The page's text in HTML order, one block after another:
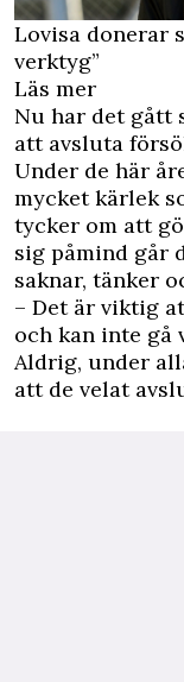
Lovisa donerar
verktyg”
Läs mer
Nu har det gått
att avsluta
Under de här
mycket kärlek
tycker om att
sig påmind går
saknar, tänker
– Det är viktig
och kan inte gå
Aldrig, under
att de velat